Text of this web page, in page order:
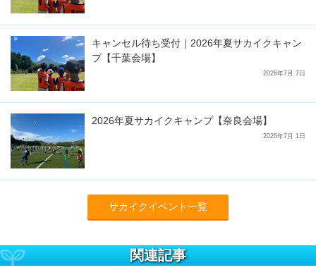
キャンセル待ち受付｜2026年夏サカイクキャン
プ【千葉会場】
2026年7月 7日
2026年夏サカイクキャンプ【奈良会場】
2026年7月 1日
サカイクイベント一覧
関連記事